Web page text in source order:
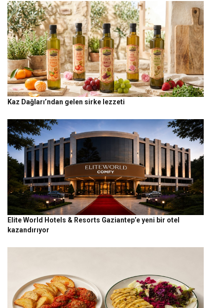
Kaz Dağları’ndan gelen sirke lezzeti
Elite World Hotels & Resorts Gaziantep’e yeni bir otel
kazandırıyor